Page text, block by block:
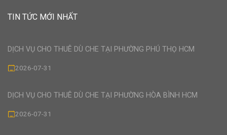
TIN TỨC MỚI NHẤT
DỊCH VỤ CHO THUÊ DÙ CHE TẠI PHƯỜNG PHÚ THỌ HCM
2026-07-31
DỊCH VỤ CHO THUÊ DÙ CHE TẠI PHƯỜNG HÒA BÌNH HCM
2026-07-31